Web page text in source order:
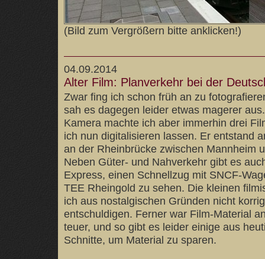
(Bild zum Vergrößern bitte anklicken!)
04.09.2014
Alter Film: Planverkehr bei der
Zwar fing ich schon früh an zu
sah es dagegen leider etwas magerer
Kamera machte ich aber immerhin drei
ich nun digitalisieren lassen. Er entstand
an der Rheinbrücke zwischen Mannheim
Neben Güter- und Nahverkehr gibt es
Express, einen Schnellzug mit SNCF-
TEE Rheingold zu sehen. Die kleinen
ich aus nostalgischen Gründen nicht
entschuldigen. Ferner war Film-Material
teuer, und so gibt es leider einige aus
Schnitte, um Material zu sparen.